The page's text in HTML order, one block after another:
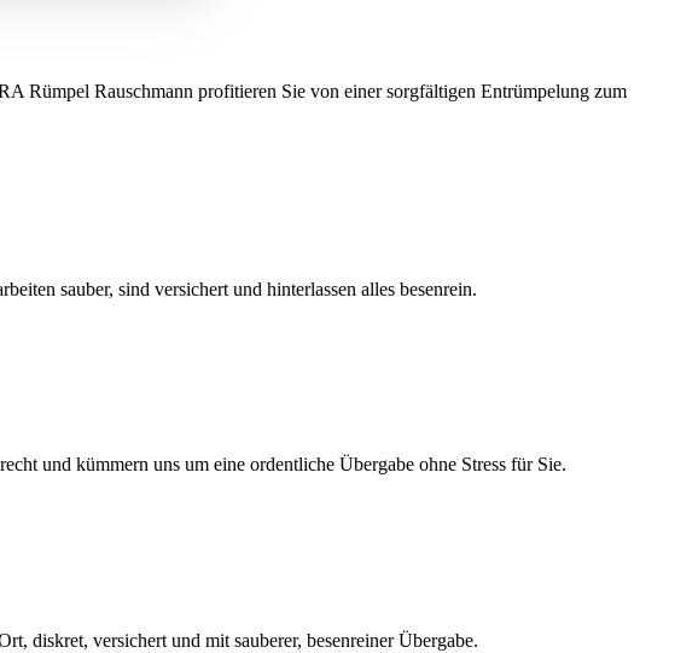
Rümpel Rauschmann profitieren Sie von einer sorgfältigen Entrümpelung zum
sauber, sind versichert und hinterlassen alles besenrein.
und kümmern uns um eine ordentliche Übergabe ohne Stress für Sie.
diskret, versichert und mit sauberer, besenreiner Übergabe.